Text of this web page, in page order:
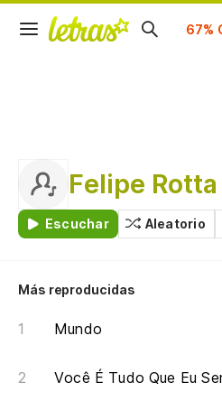
Felipe Rotta
Escuchar Aleatorio
Más reproducidas
Mundo
Você É Tudo Que Eu